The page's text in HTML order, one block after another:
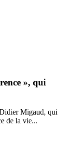
», qui
Migaud, qui
de la vie...